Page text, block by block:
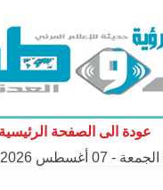
عودة الى الصفحة الرئيسية
الجمعة - 07 أغسطس 2026 - 05:21 م